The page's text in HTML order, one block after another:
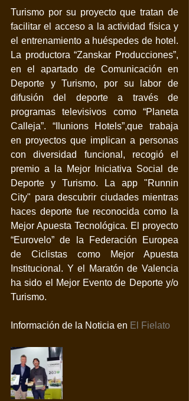
Turismo por su proyecto que tratan de
facilitar el acceso a la actividad física y
el entrenamiento a huéspedes de hotel.
La productora “Zanskar Producciones”,
en el apartado de Comunicación en
Deporte y Turismo, por su labor de
difusión del deporte a través de
programas televisivos como “Planeta
Calleja”. “Ilunions Hotels”,que trabaja
en proyectos que implican a personas
con diversidad funcional, recogió el
premio a la Mejor Iniciativa Social de
Deporte y Turismo. La app "Runnin
City" para descubrir ciudades mientras
haces deporte fue reconocida como la
Mejor Apuesta Tecnológica. El proyecto
“Eurovelo” de la Federación Europea
de Ciclistas como Mejor Apuesta
Institucional. Y el Maratón de Valencia
ha sido el Mejor Evento de Deporte y/o
Turismo.
Información de la Noticia en El Fielato